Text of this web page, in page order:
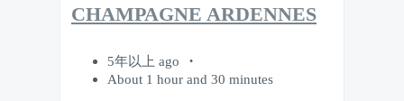
CHAMPAGNE ARDENNES
5年以上 ago
About 1 hour and 30 minutes